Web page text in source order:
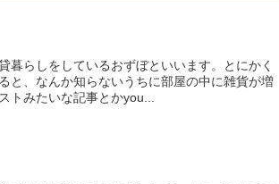
暮らしをしているおずぼといいます。とにかく
と、なんか知らないうちに部屋の中に雑貨が増
みたいな記事とかyou...